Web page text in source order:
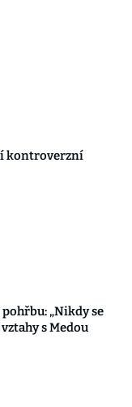
kontroverzní
„Nikdy se
s Medou